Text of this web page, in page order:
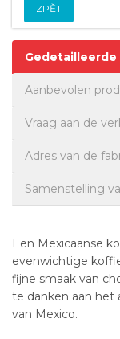
ZPĚT
Aanbevolen
Vraag aan de
Adres van de
Samenstelling
Een Mexicaanse
evenwichtige
fijne smaak van
te danken aan het
van Mexico.